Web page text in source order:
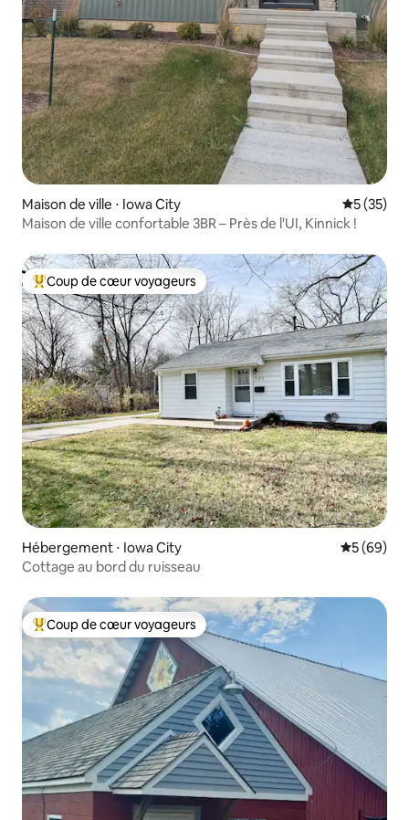
Maison de ville ⋅ Iowa City
5 (35)
Maison de ville confortable 3BR – Près de l'UI, Kinnick !
Coups de cœur voyageurs les plus appréciés
Coup de cœur voyageurs
Hébergement ⋅ Iowa City
5 (69)
Cottage au bord du ruisseau
Coups de cœur voyageurs les plus appréciés
Coup de cœur voyageurs